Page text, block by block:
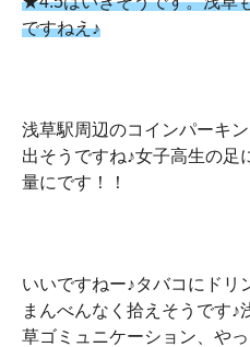
ですねえ♪
浅草駅周辺のコインパーキ
出そうですね♪女子高生の足
量にです！！
いいですねー♪タバコにドリ
まんべんなく拾えそうです
草ゴミュニケーション、やっ